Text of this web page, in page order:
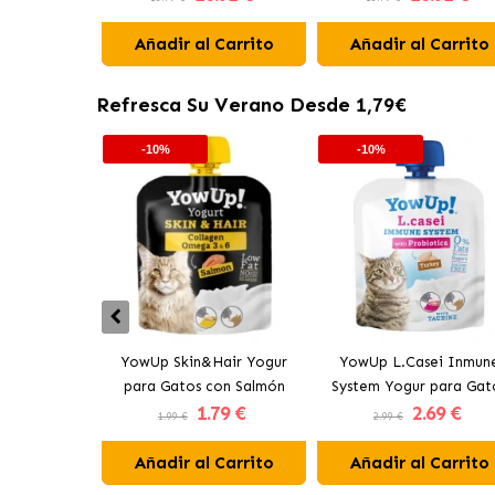
Añadir al Carrito Añadir al Carrito
Refresca Su Verano Desde 1,79€
-10%
YowUp Skin&Hair Yogur
para Gatos con Salmón
1.99 € 1.79 €
Añadir al Carrito
-10%
YowUp L.Casei
System Yogur para
con Pavo
2.99 € 2.69 €
Añadir al Carrito